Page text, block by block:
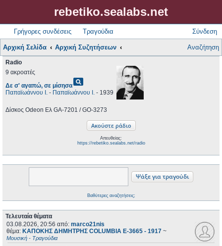
rebetiko.sealabs.net
Γρήγορες συνδέσεις Τραγούδια Σύνδεση
Αρχική Σελίδα Αρχική Συζητήσεων Αναζήτηση
Radio
9 ακροατές
Δε σ' αγαπώ, σε μίσησαpageview
Παπαϊωάννου Ι. - Παπαϊωάννου Ι. - 1939
Δίσκος Odeon Ελ GA-7201 / GO-3273
Απευθείας:
https://rebetiko.sealabs.net/radio
Βαθύτερες αναζητήσεις;
Τελευταία θέματα
03.08.2026, 20:56 από: marco21nis
θέμα: ΚΑΠΟΚΗΣ ΔΗΜΗΤΡΗΣ COLUMBIA E-3665 - 1917 ~
Μουσική - Τραγούδια